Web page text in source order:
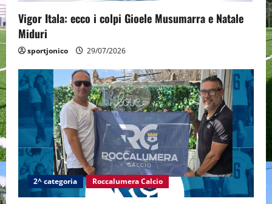
o
n
Vigor Itala: ecco i colpi Gioele Musumarra e Natale
Miduri
sportjonico 29/07/2026
2^ categoria Roccalumera Calcio